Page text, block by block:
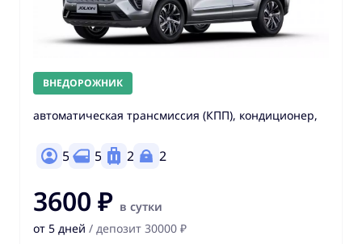
ВНЕДОРОЖНИК
автоматическая трансмиссия (КПП), кондиционер,
5 5 2 2
3600 ₽ в сутки
от 5 дней / депозит 30000 ₽